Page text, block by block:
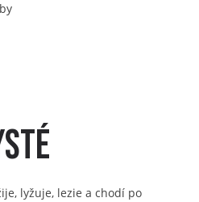
lyžuje, lezie a chodí po